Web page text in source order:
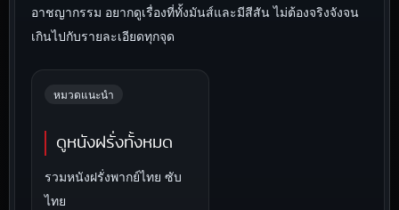
อาชญากรรม อยากดูเรื่องที่ทั้งมันส์และมีสีสัน ไม่ต้องจริงจังจน
เกินไปกับรายละเอียดทุกจุด
หมวดแนะนำ
ดูหนังฝรั่งทั้งหมด
รวมหนังฝรั่งพากย์ไทย ซับ
ไทย